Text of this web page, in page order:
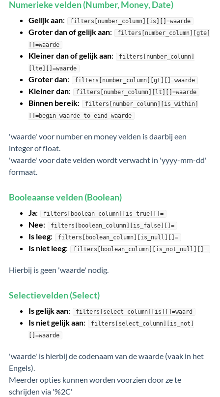
Numerieke velden (Number, Money, Date)
Gelijk aan: filters[number_column][is][]=waarde
Groter dan of gelijk aan:
filters[number_column][gte]
[]=waarde
Kleiner dan of gelijk aan:
filters[number_column]
[lte][]=waarde
Groter dan: filters[number_column][gt][]=waarde
Kleiner dan: filters[number_column][lt][]=waarde
Binnen bereik:
filters[number_column][is_within]
[]=begin_waarde to eind_waarde
'waarde' voor number en money velden is daarbij een
integer of float.
'waarde' voor date velden wordt verwacht in 'yyyy-mm-dd'
formaat.
Booleaanse velden (Boolean)
Ja: filters[boolean_column][is_true][]=
Nee: filters[boolean_column][is_false][]=
Is leeg: filters[boolean_column][is_null][]=
Is niet leeg: filters[boolean_column][is_not_null][]=
Hierbij is geen 'waarde' nodig.
Selectievelden (Select)
Is gelijk aan: filters[select_column][is][]=waard
Is niet gelijk aan:
filters[select_column][is_not]
[]=waarde
'waarde' is hierbij de codenaam van de waarde (vaak in het
Engels).
Meerder opties kunnen worden voorzien door ze te
schrijden via '%2C'